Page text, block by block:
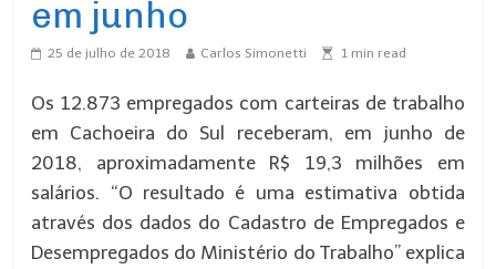
em junho
25 de julho de 2018 Carlos Simonetti 1 min read
Os 12.873 empregados com carteiras de trabalho
em Cachoeira do Sul receberam, em junho de
2018, aproximadamente R$ 19,3 milhões em
salários. “O resultado é uma estimativa obtida
através dos dados do Cadastro de Empregados e
Desempregados do Ministério do Trabalho” explica